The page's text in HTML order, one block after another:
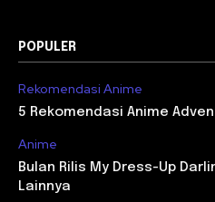
POPULER
Rekomendasi Anime
5 Rekomendasi Anime
Anime
Bulan Rilis My Dress-Up
Lainnya